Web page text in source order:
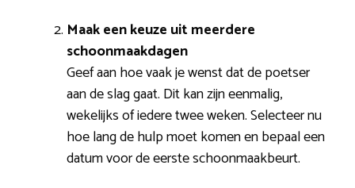
Maak een keuze uit meerdere
schoonmaakdagen
Geef aan hoe vaak je wenst dat de poetser
aan de slag gaat. Dit kan zijn eenmalig,
wekelijks of iedere twee weken. Selecteer nu
hoe lang de hulp moet komen en bepaal een
datum voor de eerste schoonmaakbeurt.